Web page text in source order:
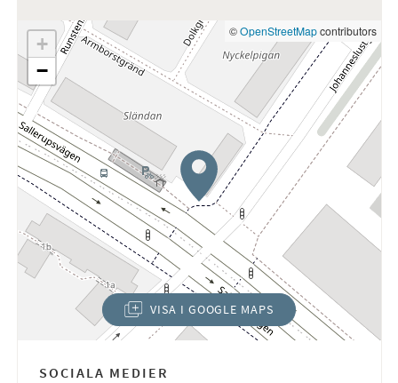
+
−
©OpenStreetMapcontributors
VISA I GOOGLE MAPS
(ÖPPNAS I NYTT FÖNSTER)
SOCIALA MEDIER